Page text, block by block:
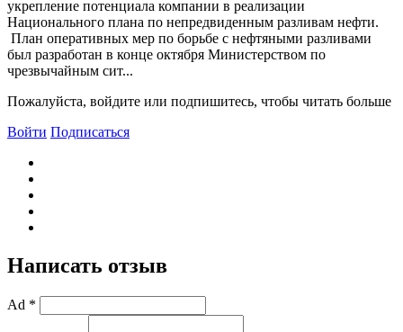
укрепление потенциала компании в реализации
Национального плана по непредвиденным разливам нефти.
План оперативных мер по борьбе с нефтяными разливами
был разработан в конце октября Министерством по
чрезвычайным сит...
Пожалуйста, войдите или подпишитесь, чтобы читать больше
Войти Подписаться
Написать отзыв
Ad *